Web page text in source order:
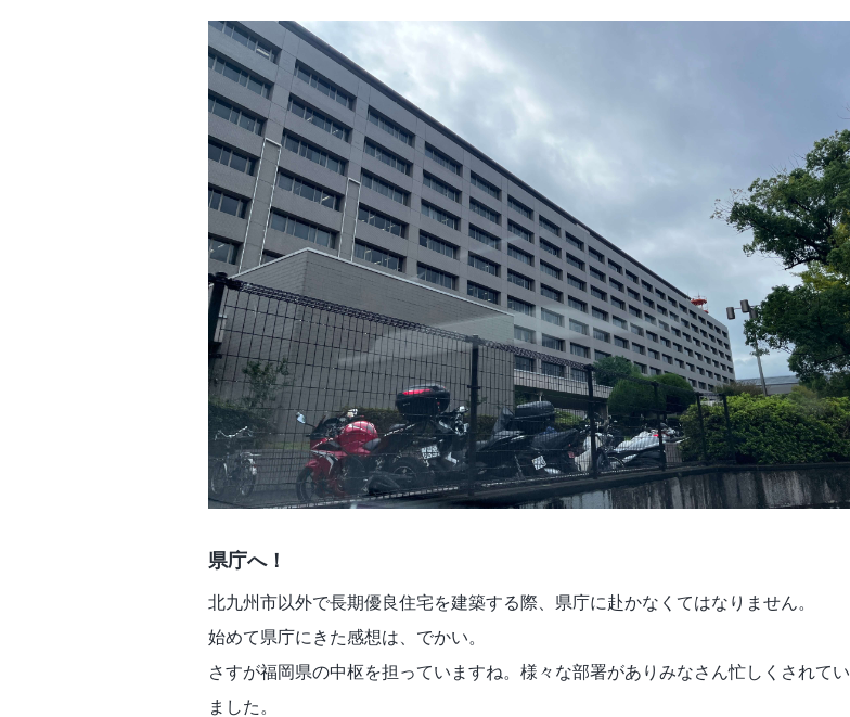
県庁へ！
北九州市以外で長期優良住宅を建築する際、県庁に赴かなくてはなりません。
始めて県庁にきた感想は、でかい。
さすが福岡県の中枢を担っていますね。様々な部署がありみなさん忙しくされてい
ました。